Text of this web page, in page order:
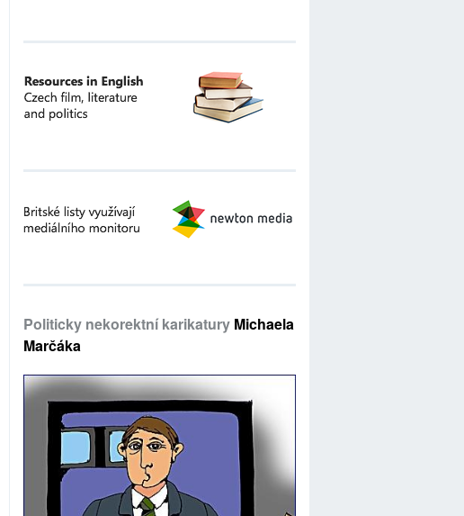
Politicky nekorektní karikatury Michaela
Marčáka